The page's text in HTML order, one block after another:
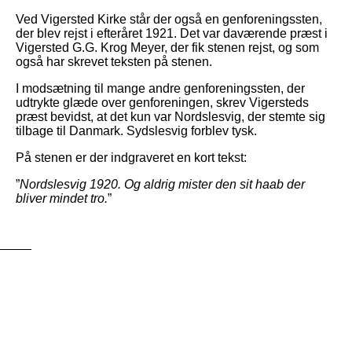
intro
Vejledning
Ved Vigersted Kirke står der også en genforeningssten,
der blev rejst i efteråret 1921. Det var daværende præst i
Vigersted G.G. Krog Meyer, der fik stenen rejst, og som
også har skrevet teksten på stenen.
I modsætning til mange andre genforeningssten, der
udtrykte glæde over genforeningen, skrev Vigersteds
præst bevidst, at det kun var Nordslesvig, der stemte sig
tilbage til Danmark. Sydslesvig forblev tysk.
På stenen er der indgraveret en kort tekst:
”Nordslesvig 1920. Og aldrig mister den sit haab der
bliver mindet tro.”